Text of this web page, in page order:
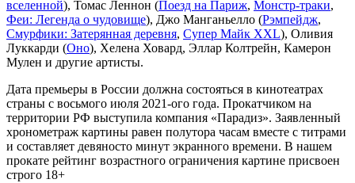
вселенной), Томас Леннон (Поезд на Париж, Монстр-траки,
Феи: Легенда о чудовище), Джо Манганьелло (Рэмпейдж,
Смурфики: Затерянная деревня, Супер Майк XXL), Оливия
Луккарди (Оно), Хелена Ховард, Эллар Колтрейн, Камерон
Мулен и другие артисты.
Дата премьеры в России должна состояться в кинотеатрах
страны с восьмого июля 2021-ого года. Прокатчиком на
территории РФ выступила компания «Парадиз». Заявленный
хронометраж картины равен полутора часам вместе с титрами
и составляет девяносто минут экранного времени. В нашем
прокате рейтинг возрастного ограничения картине присвоен
строго 18+